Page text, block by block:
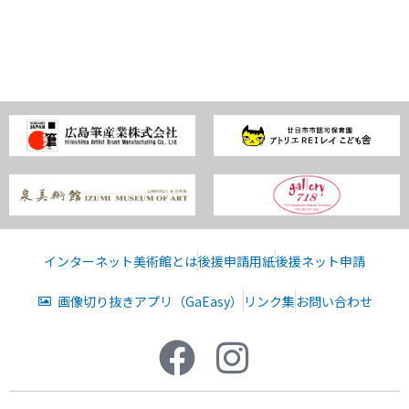
インターネット美術館とは後援申請用紙後援ネット申請
画像切り抜きアプリ（GaEasy） リンク集 お問い合わせ